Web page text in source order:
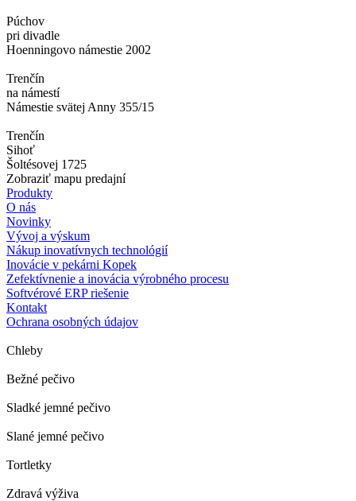
Púchov
pri divadle
Hoenningovo námestie 2002
Trenčín
na námestí
Námestie svätej Anny 355/15
Trenčín
Sihoť
Šoltésovej 1725
Zobraziť mapu predajní
Produkty
O nás
Novinky
Vývoj a výskum
Nákup inovatívnych technológií
Inovácie v pekárni Kopek
Zefektívnenie a inovácia výrobného procesu
Softvérové ERP riešenie
Kontakt
Ochrana osobných údajov
Chleby
Bežné pečivo
Sladké jemné pečivo
Slané jemné pečivo
Tortletky
Zdravá výživa